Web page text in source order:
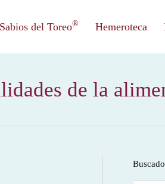
del Toreo® Hemeroteca
de la